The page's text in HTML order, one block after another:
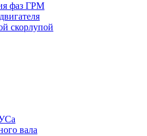
фаз ГРМ
скорлупой
вала